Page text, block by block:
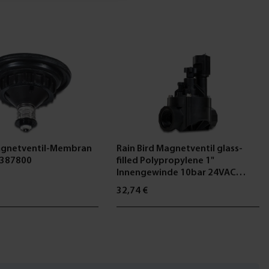
Membran
Rain Bird Magnetventil glass-
filled Polypropylene 1"
Innengewinde 10bar 24VAC
Schwarz Typ 100-HVF
32,74 €